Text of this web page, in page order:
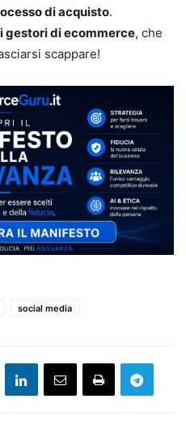
di acquisto.
gestori di ecommerce, che
scappare!
social media